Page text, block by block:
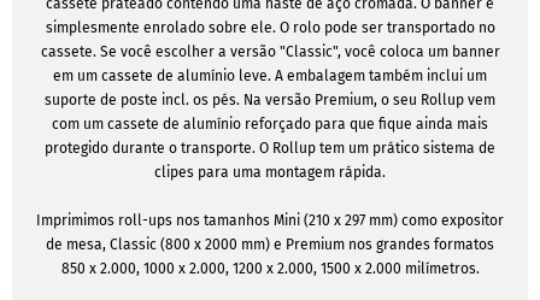
cassete prateado contendo uma haste de aço cromada. O banner é
simplesmente enrolado sobre ele. O rolo pode ser transportado no
cassete. Se você escolher a versão "Classic", você coloca um banner
em um cassete de alumínio leve. A embalagem também inclui um
suporte de poste incl. os pés. Na versão Premium, o seu Rollup vem
com um cassete de alumínio reforçado para que fique ainda mais
protegido durante o transporte. O Rollup tem um prático sistema de
clipes para uma montagem rápida.
Imprimimos roll-ups nos tamanhos Mini (210 x 297 mm) como expositor
de mesa, Classic (800 x 2000 mm) e Premium nos grandes formatos
850 x 2.000, 1000 x 2.000, 1200 x 2.000, 1500 x 2.000 milímetros.